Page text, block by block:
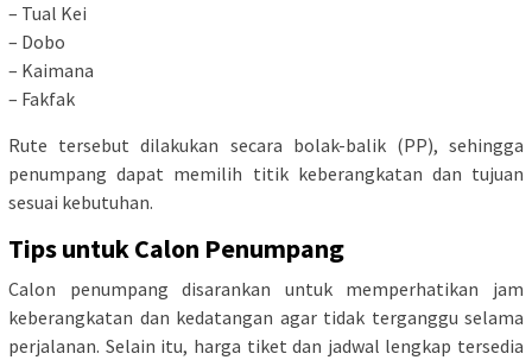
– Tual Kei
– Dobo
– Kaimana
– Fakfak
Rute tersebut dilakukan secara bolak-balik (PP), sehingga
penumpang dapat memilih titik keberangkatan dan tujuan
sesuai kebutuhan.
Tips untuk Calon Penumpang
Calon penumpang disarankan untuk memperhatikan jam
keberangkatan dan kedatangan agar tidak terganggu selama
perjalanan. Selain itu, harga tiket dan jadwal lengkap tersedia